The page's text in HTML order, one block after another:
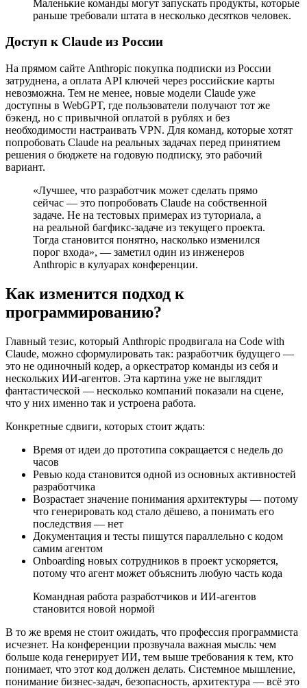
Маленькие команды могут запускать продукты, которые
раньше требовали штата в несколько десятков человек.
Доступ к Claude из России
На прямом сайте Anthropic покупка подписки из России
затруднена, а оплата API ключей через российские карты
невозможна. Тем не менее, новые модели Claude уже
доступны в WebGPT, где пользователи получают тот же
бэкенд, но с привычной оплатой в рублях и без
необходимости настраивать VPN. Для команд, которые хотят
попробовать Claude на реальных задачах перед принятием
решения о бюджете на годовую подписку, это рабочий
вариант.
«Лучшее, что разработчик может сделать прямо
сейчас — это попробовать Claude на собственной
задаче. Не на тестовых примерах из туториала, а
на реальной багфикс-задаче из текущего проекта.
Тогда становится понятно, насколько изменился
порог входа», — заметил один из инженеров
Anthropic в кулуарах конференции.
Как изменится подход к
программированию?
Главный тезис, который Anthropic продвигала на Code with
Claude, можно сформулировать так: разработчик будущего —
это не одиночный кодер, а оркестратор команды из себя и
нескольких ИИ-агентов. Эта картина уже не выглядит
фантастической — несколько компаний показали на сцене,
что у них именно так и устроена работа.
Конкретные сдвиги, которых стоит ждать:
Время от идеи до прототипа сокращается с недель до
часов
Ревью кода становится одной из основных активностей
разработчика
Возрастает значение понимания архитектуры — потому
что генерировать код стало дёшево, а понимать его
последствия — нет
Документация и тесты пишутся параллельно с кодом
самим агентом
Onboarding новых сотрудников в проект ускоряется,
потому что агент может объяснить любую часть кода
Командная работа разработчиков и ИИ-агентов
становится новой нормой
В то же время не стоит ожидать, что профессия программиста
исчезнет. На конференции прозвучала важная мысль: чем
больше кода генерирует ИИ, тем выше требования к тем, кто
понимает, что этот код должен делать. Системное мышление,
понимание бизнес-задач, безопасность, архитектура — всё это